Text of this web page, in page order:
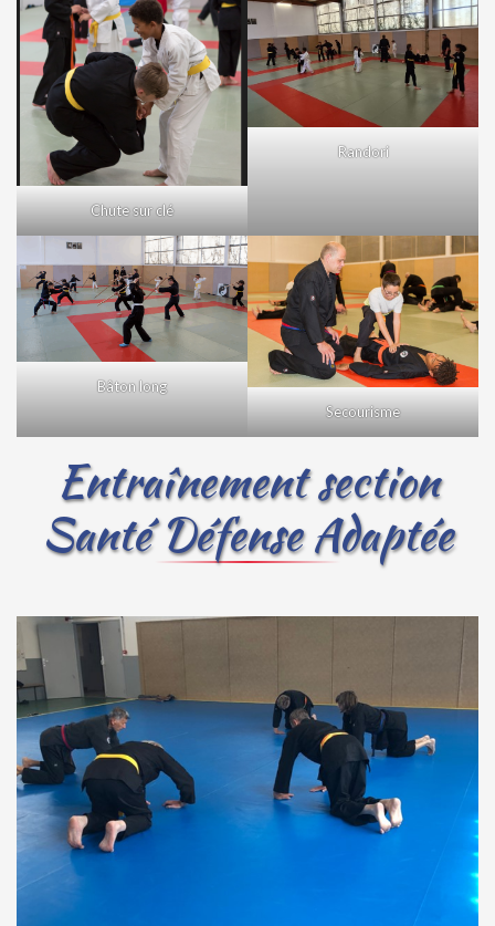
Chute sur clé
Randori
Bâton long
Secourisme
Entraînement section
Santé Défense Adaptée